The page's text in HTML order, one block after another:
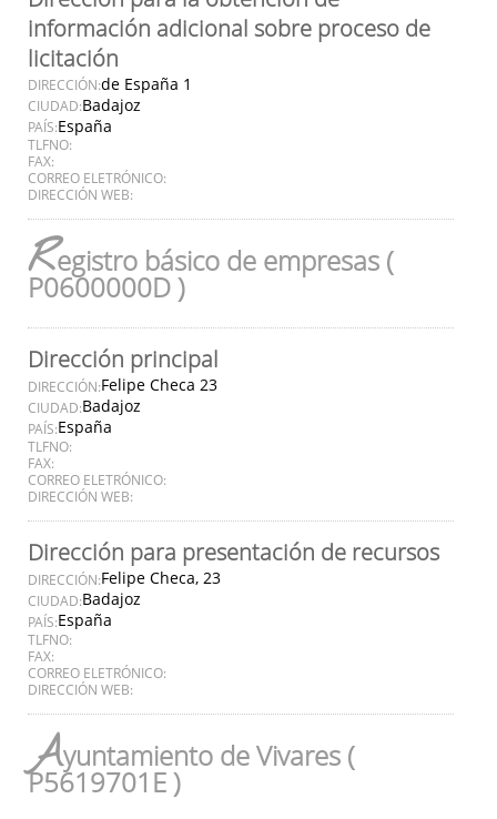
información adicional sobre proceso de
licitación
DIRECCIÓN:de España 1
CIUDAD:Badajoz
PAÍS:España
TLFNO:
FAX:
CORREO ELETRÓNICO:
DIRECCIÓN WEB:
Registro básico de empresas (
P0600000D )
Dirección principal
DIRECCIÓN:Felipe Checa 23
CIUDAD:Badajoz
PAÍS:España
TLFNO:
FAX:
CORREO ELETRÓNICO:
DIRECCIÓN WEB:
Dirección para presentación de recursos
DIRECCIÓN:Felipe Checa, 23
CIUDAD:Badajoz
PAÍS:España
TLFNO:
FAX:
CORREO ELETRÓNICO:
DIRECCIÓN WEB:
Ayuntamiento de Vivares (
P5619701E )